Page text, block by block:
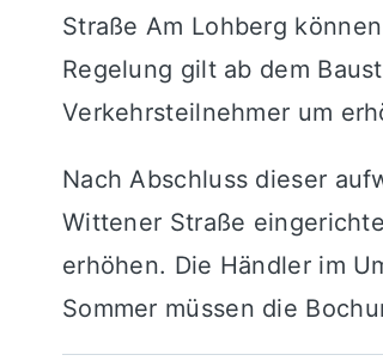
Straße Am Lohberg
Regelung gilt ab dem
Verkehrsteilnehmer um
Nach Abschluss dieser
Wittener Straße
erhöhen. Die Händler im
Sommer müssen die